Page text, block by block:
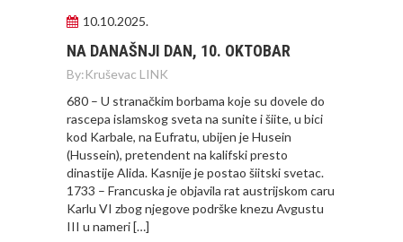
10.10.2025.
NA DANAŠNJI DAN, 10. OKTOBAR
By:Kruševac LINK
680 – U stranačkim borbama koje su dovele do
rascepa islamskog sveta na sunite i šiite, u bici
kod Karbale, na Eufratu, ubijen je Husein
(Hussein), pretendent na kalifski presto
dinastije Alida. Kasnije je postao šiitski svetac.
1733 – Francuska je objavila rat austrijskom caru
Karlu VI zbog njegove podrške knezu Avgustu
III u nameri […]